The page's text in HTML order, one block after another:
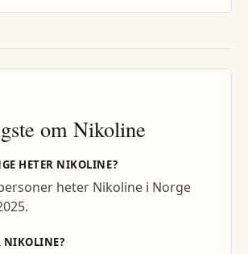
om Nikoline
HETER NIKOLINE?
heter Nikoline i Norge
NIKOLINE?